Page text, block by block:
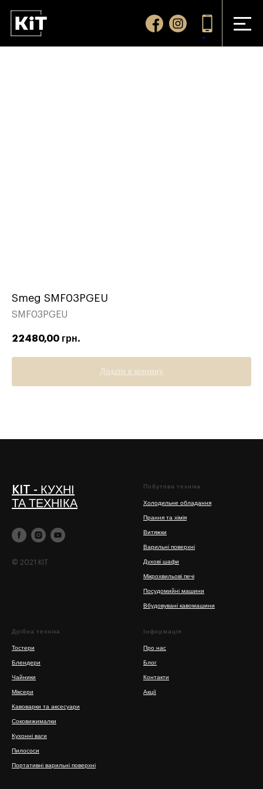
Smeg SMF03PGEU
SMF03PGEU
22480,00 грн.
Додати в корзину
KIT - КУХНІ
ТА ТЕХНІКА
© 2021 KIT
Побутова техніка
Холодильне обладання
Прання та хімія
Витяжки
Варильні поверхні
Духові шафи
Мікрохвильові печі
Посудомийні машини
Вбудовувані кавомашини
Дрібна техніка
Тостери
Блендери
Чайники
Міксери
Кавоварки та аксесуари
Соковижималки
Кухонні ваги
Пилососи
Портативні варильні поверхні
Інформація
Про нас
Блог
Контакти
Акції